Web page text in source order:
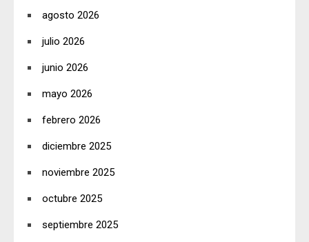
agosto 2026
julio 2026
junio 2026
mayo 2026
febrero 2026
diciembre 2025
noviembre 2025
octubre 2025
septiembre 2025